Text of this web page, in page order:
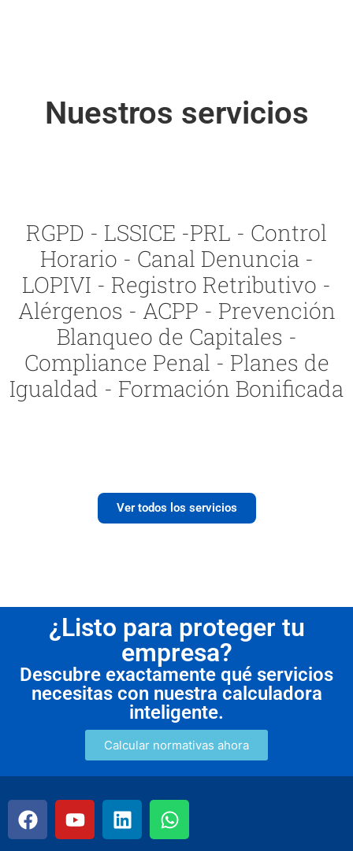
Nuestros servicios
RGPD - LSSICE -PRL - Control
Horario - Canal Denuncia -
LOPIVI - Registro Retributivo -
Alérgenos - ACPP - Prevención
Blanqueo de Capitales -
Compliance Penal - Planes de
Igualdad - Formación Bonificada
Ver todos los servicios
¿Listo para proteger tu
empresa?
Descubre exactamente qué servicios
necesitas con nuestra calculadora
inteligente.
Calcular normativas ahora